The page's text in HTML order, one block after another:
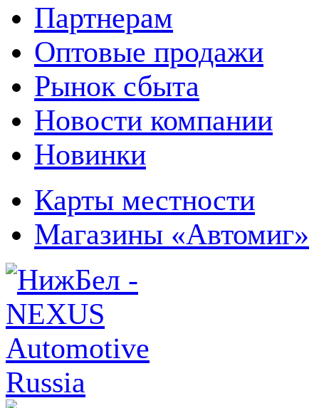
Партнерам
Оптовые продажи
Рынок сбыта
Новости компании
Новинки
Карты местности
Магазины «Автомиг»